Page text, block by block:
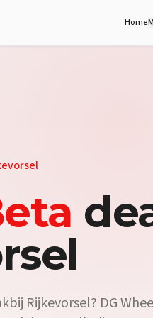
Home
Rijkevorsel? DG